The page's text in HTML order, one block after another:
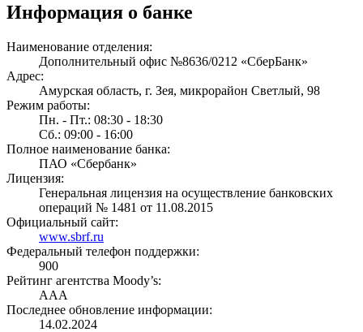
Информация о банке
Наименование отделения:
Дополнительный офис №8636/0212 «СберБанк»
Адрес:
Амурская область, г. Зея, микрорайон Светлый, 98
Режим работы:
Пн. - Пт.: 08:30 - 18:30
Сб.: 09:00 - 16:00
Полное наименование банка:
ПАО «Сбербанк»
Лицензия:
Генеральная лицензия на осуществление банковских
операций № 1481 от 11.08.2015
Официальный сайт:
www.sbrf.ru
Федеральный телефон поддержки:
900
Рейтинг агентства Moody’s:
AAA
Последнее обновление информации:
14.02.2024